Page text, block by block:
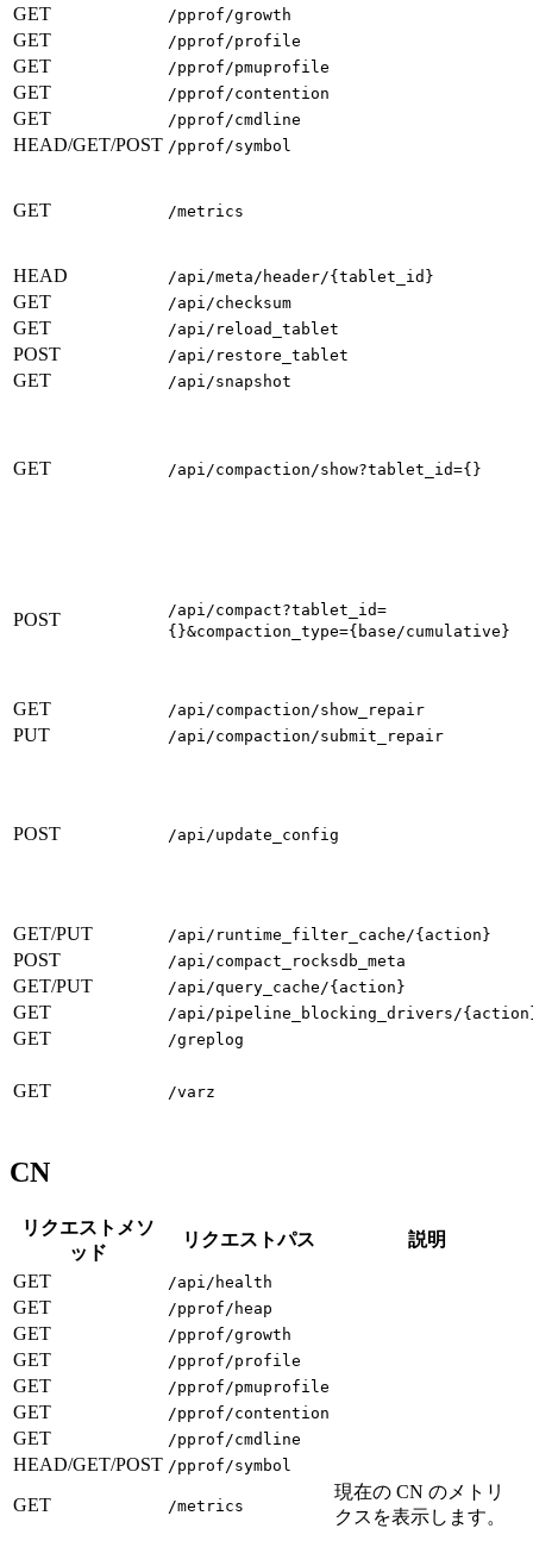
GET /pprof/growth
GET /pprof/profile
GET /pprof/pmuprofile
GET /pprof/contention
GET /pprof/cmdline
HEAD/GET/POST /pprof/symbol
GET /metrics
HEAD /api/meta/header/{tablet_id}
GET /api/checksum
GET /api/reload_tablet
POST /api/restore_tablet
GET /api/snapshot
GET /api/compaction/show?tablet_id={}
POST
/api/compact?tablet_id=
{}&compaction_type={base/cumulative}
GET /api/compaction/show_repair
PUT /api/compaction/submit_repair
POST /api/update_config
GET/PUT /api/runtime_filter_cache/{action}
POST /api/compact_rocksdb_meta
GET/PUT /api/query_cache/{action}
GET /api/pipeline_blocking_drivers/
GET /greplog
GET /varz
CN
リクエストメソ
ッド
リクエストパス 説明
GET /api/health
GET /pprof/heap
GET /pprof/growth
GET /pprof/profile
GET /pprof/pmuprofile
GET /pprof/contention
GET /pprof/cmdline
HEAD/GET/POST /pprof/symbol
GET /metrics
現在の CN のメトリ
クスを表示します。